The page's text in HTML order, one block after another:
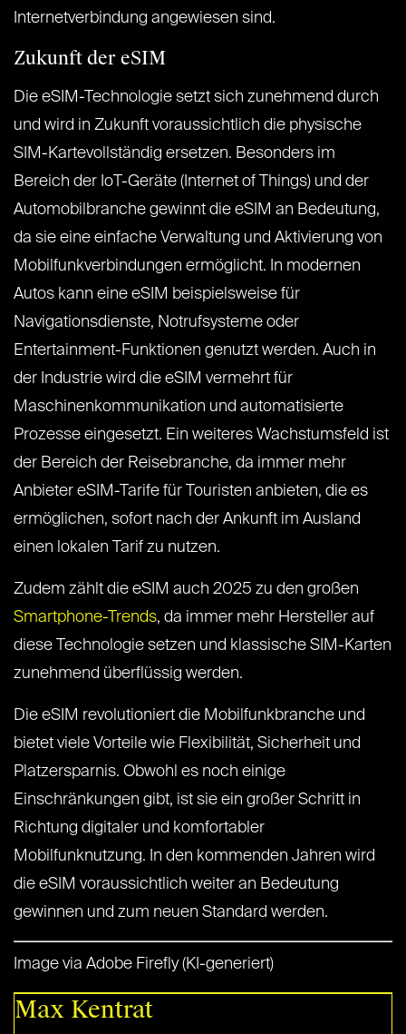
Internetverbindung angewiesen sind.
Zukunft der eSIM
Die eSIM-Technologie setzt sich zunehmend durch
und wird in Zukunft voraussichtlich die physische
SIM-Kartevollständig ersetzen. Besonders im
Bereich der IoT-Geräte (Internet of Things) und der
Automobilbranche gewinnt die eSIM an Bedeutung,
da sie eine einfache Verwaltung und Aktivierung von
Mobilfunkverbindungen ermöglicht. In modernen
Autos kann eine eSIM beispielsweise für
Navigationsdienste, Notrufsysteme oder
Entertainment-Funktionen genutzt werden. Auch in
der Industrie wird die eSIM vermehrt für
Maschinenkommunikation und automatisierte
Prozesse eingesetzt. Ein weiteres Wachstumsfeld ist
der Bereich der Reisebranche, da immer mehr
Anbieter eSIM-Tarife für Touristen anbieten, die es
ermöglichen, sofort nach der Ankunft im Ausland
einen lokalen Tarif zu nutzen.
Zudem zählt die eSIM auch 2025 zu den großen
Smartphone-Trends, da immer mehr Hersteller auf
diese Technologie setzen und klassische SIM-Karten
zunehmend überflüssig werden.
Die eSIM revolutioniert die Mobilfunkbranche und
bietet viele Vorteile wie Flexibilität, Sicherheit und
Platzersparnis. Obwohl es noch einige
Einschränkungen gibt, ist sie ein großer Schritt in
Richtung digitaler und komfortabler
Mobilfunknutzung. In den kommenden Jahren wird
die eSIM voraussichtlich weiter an Bedeutung
gewinnen und zum neuen Standard werden.
Image via Adobe Firefly (KI-generiert)
Max Kentrat